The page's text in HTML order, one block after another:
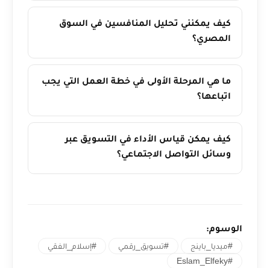
كيف يمكنني تحليل المنافسين في السوق
المصري؟
ما هي المرحلة الأولى في خطة العمل التي يجب
اتباعها؟
كيف يمكن قياس الأداء في التسويق عبر
وسائل التواصل الاجتماعي؟
الوسوم:
#ميديا_باينج #تسويق_رقمي
#إسلام_الفقي
#Eslam_Elfeky